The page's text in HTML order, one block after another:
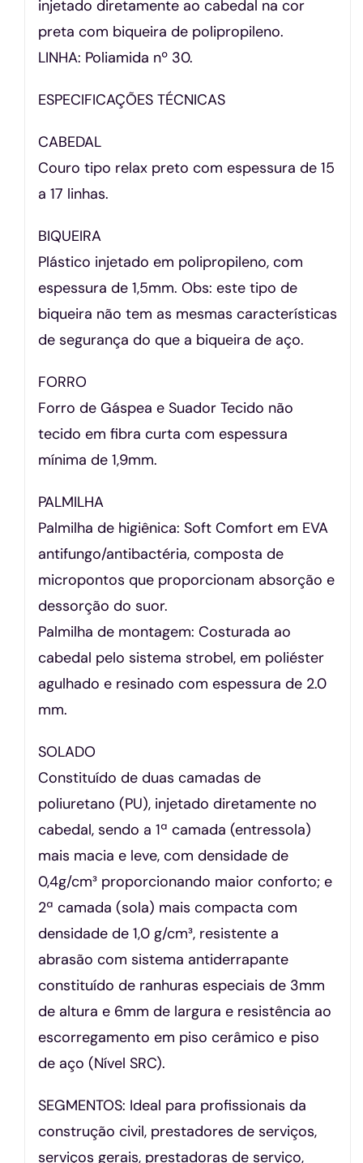
injetado diretamente ao cabedal na cor
preta com biqueira de polipropileno.
LINHA: Poliamida nº 30.
ESPECIFICAÇÕES TÉCNICAS
CABEDAL
Couro tipo relax preto com espessura de 15
a 17 linhas.
BIQUEIRA
Plástico injetado em polipropileno, com
espessura de 1,5mm. Obs: este tipo de
biqueira não tem as mesmas características
de segurança do que a biqueira de aço.
FORRO
Forro de Gáspea e Suador Tecido não
tecido em fibra curta com espessura
mínima de 1,9mm.
PALMILHA
Palmilha de higiênica: Soft Comfort em EVA
antifungo/antibactéria, composta de
micropontos que proporcionam absorção e
dessorção do suor.
Palmilha de montagem: Costurada ao
cabedal pelo sistema strobel, em poliéster
agulhado e resinado com espessura de 2.0
mm.
SOLADO
Constituído de duas camadas de
poliuretano (PU), injetado diretamente no
cabedal, sendo a 1ª camada (entressola)
mais macia e leve, com densidade de
0,4g/cm³ proporcionando maior conforto; e
2ª camada (sola) mais compacta com
densidade de 1,0 g/cm³, resistente a
abrasão com sistema antiderrapante
constituído de ranhuras especiais de 3mm
de altura e 6mm de largura e resistência ao
escorregamento em piso cerâmico e piso
de aço (Nível SRC).
SEGMENTOS: Ideal para profissionais da
construção civil, prestadores de serviços,
serviços gerais, prestadoras de serviço,